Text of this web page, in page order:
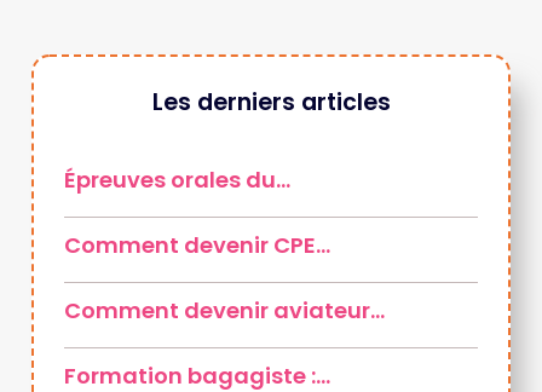
Les derniers articles
Épreuves orales du…
Comment devenir CPE…
Comment devenir aviateur…
Formation bagagiste :…